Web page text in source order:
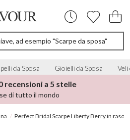
ad esempio "Scarpe da sposa"
da Sposa Gioielli da Sposa Veli
recensioni a 5 stelle
di tutto il mondo
Perfect Bridal Scarpe Liberty Berry in raso